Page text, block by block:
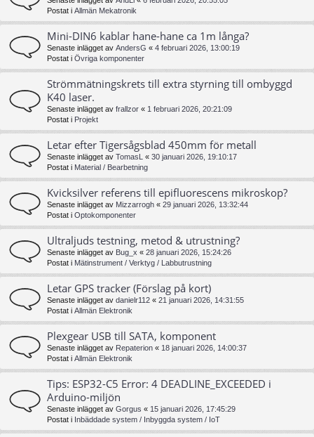
Postat i Allmän Mekatronik
Mini-DIN6 kablar hane-hane ca 1m långa?
Senaste inlägget av AndersG « 4 februari 2026, 13:00:19
Postat i Övriga komponenter
Strömmätningskrets till extra styrning till ombyggd
K40 laser.
Senaste inlägget av frallzor « 1 februari 2026, 20:21:09
Postat i Projekt
Letar efter Tigersågsblad 450mm för metall
Senaste inlägget av TomasL « 30 januari 2026, 19:10:17
Postat i Material / Bearbetning
Kvicksilver referens till epifluorescens mikroskop?
Senaste inlägget av Mizzarrogh « 29 januari 2026, 13:32:44
Postat i Optokomponenter
Ultraljuds testning, metod & utrustning?
Senaste inlägget av Bug_x « 28 januari 2026, 15:24:26
Postat i Mätinstrument / Verktyg / Labbutrustning
Letar GPS tracker (Förslag på kort)
Senaste inlägget av danielr112 « 21 januari 2026, 14:31:55
Postat i Allmän Elektronik
Plexgear USB till SATA, komponent
Senaste inlägget av Repaterion « 18 januari 2026, 14:00:37
Postat i Allmän Elektronik
Tips: ESP32-C5 Error: 4 DEADLINE_EXCEEDED i
Arduino-miljön
Senaste inlägget av Gorgus « 15 januari 2026, 17:45:29
Postat i Inbäddade system / Inbyggda system / IoT